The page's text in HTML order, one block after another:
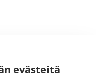
evästeitä